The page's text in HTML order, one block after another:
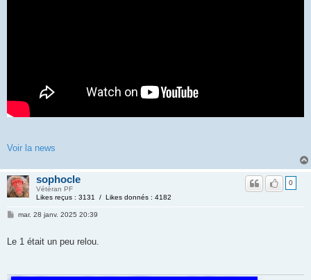
Voir la news
sophocle
Vétéran PF
Likes reçus : 3131 / Likes donnés : 4182
0
mar. 28 janv. 2025 20:39
Le 1 était un peu relou.